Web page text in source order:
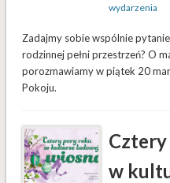
wydarzenia
Zadajmy sobie wspólnie
rodzinnej pełni przestrzeń? O
porozmawiamy w piątek 20
Pokoju.
w